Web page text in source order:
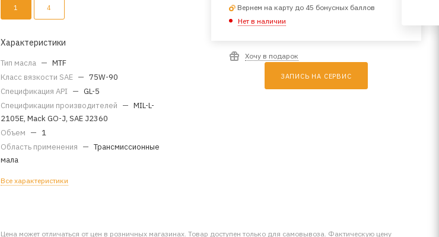
1 4
Характеристики
Тип масла — MTF
Класс вязкости SAE — 75W-90
Спецификация API — GL-5
Спецификации производителей — MIL-L-
2105E, Mack GO-J, SAE J2360
Объем — 1
Область применения — Трансмиссионные
мала
Все характеристики
Вернем на карту до 45 бонусных баллов
Нет в наличии
Хочу в подарок
ЗАПИСЬ НА СЕРВИС
Цена может отличаться от цен в розничных магазинах. Товар доступен только для самовывоза. Фактическую цену